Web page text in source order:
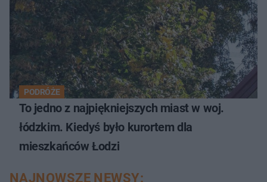
PODRÓŻE
To jedno z najpiękniejszych miast w woj.
łódzkim. Kiedyś było kurortem dla
mieszkańców Łodzi
NAJNOWSZE NEWSY: